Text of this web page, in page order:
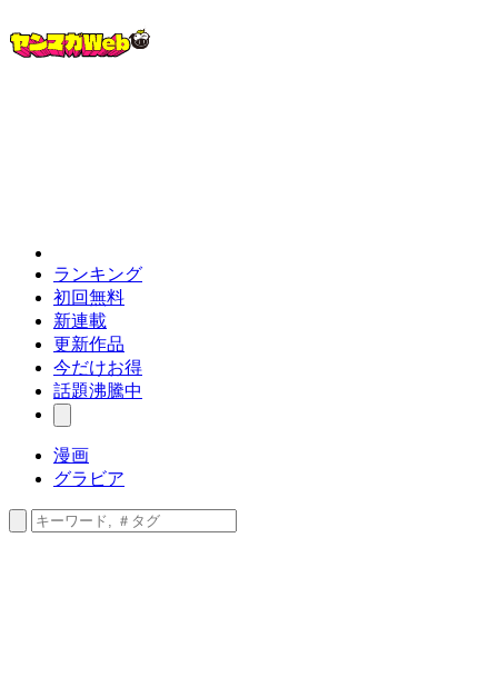
ランキング
初回無料
新連載
更新作品
今だけお得
話題沸騰中
漫画
グラビア